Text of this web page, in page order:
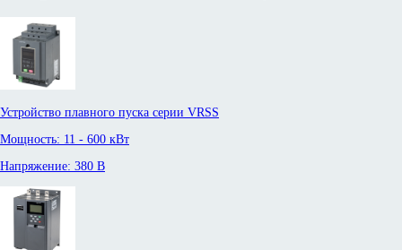
Устройство плавного пуска серии VRSS
Мощность: 11 - 600 кВт
Напряжение: 380 В